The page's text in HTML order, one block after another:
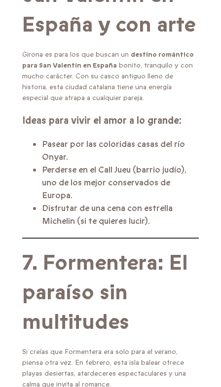
España y con arte
Girona es para los que buscan un destino romántico
para San Valentín en España bonito, tranquilo y con
mucho carácter. Con su casco antiguo lleno de
historia, esta ciudad catalana tiene una energía
especial que atrapa a cualquier pareja.
Ideas para vivir el amor a lo grande:
Pasear por las coloridas casas del río
Onyar.
Perderse en el Call Jueu (barrio judío),
uno de los mejor conservados de
Europa.
Disfrutar de una cena con estrella
Michelin (si te quieres lucir).
7. Formentera: El
paraíso sin
multitudes
Si creías que Formentera era solo para el verano,
piensa otra vez. En febrero, esta isla balear ofrece
playas desiertas, atardeceres espectaculares y una
calma que invita al romance.